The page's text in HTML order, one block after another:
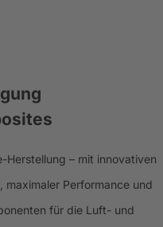
Herstellung – mit innovativen
maximaler Performance und
für die Luft- und